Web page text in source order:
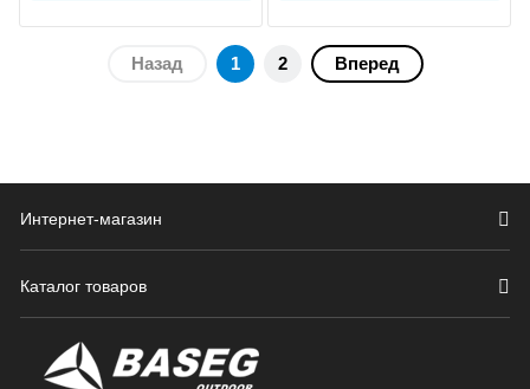
Назад 1 2 Вперед
Интернет-магазин
Каталог товаров